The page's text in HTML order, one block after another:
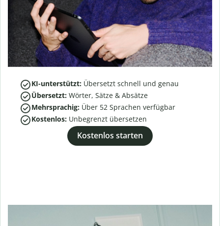
KI-unterstützt: Übersetzt schnell und genau
Übersetzt: Wörter, Sätze & Absätze
Mehrsprachig: Über 52 Sprachen verfügbar
Kostenlos: Unbegrenzt übersetzen
Kostenlos starten